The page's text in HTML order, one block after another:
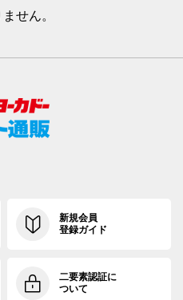
せん。
新規会員
登録ガイド
二要素認証に
ついて